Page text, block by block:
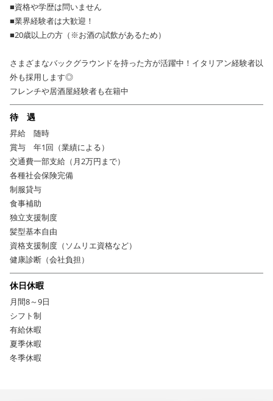
■資格や学歴は問いません
■業界経験者は大歓迎！
■20歳以上の方（※お酒の試飲があるため）
さまざまなバックグラウンドを持った方が活躍中！イタリアン経験者以
外も採用します◎
フレンチや居酒屋経験者も在籍中
待 遇
昇給 随時
賞与 年1回（業績による）
交通費一部支給（月2万円まで）
各種社会保険完備
制服貸与
食事補助
独立支援制度
髪型基本自由
資格支援制度（ソムリエ資格など）
健康診断（会社負担）
休日休暇
月間8～9日
シフト制
有給休暇
夏季休暇
冬季休暇